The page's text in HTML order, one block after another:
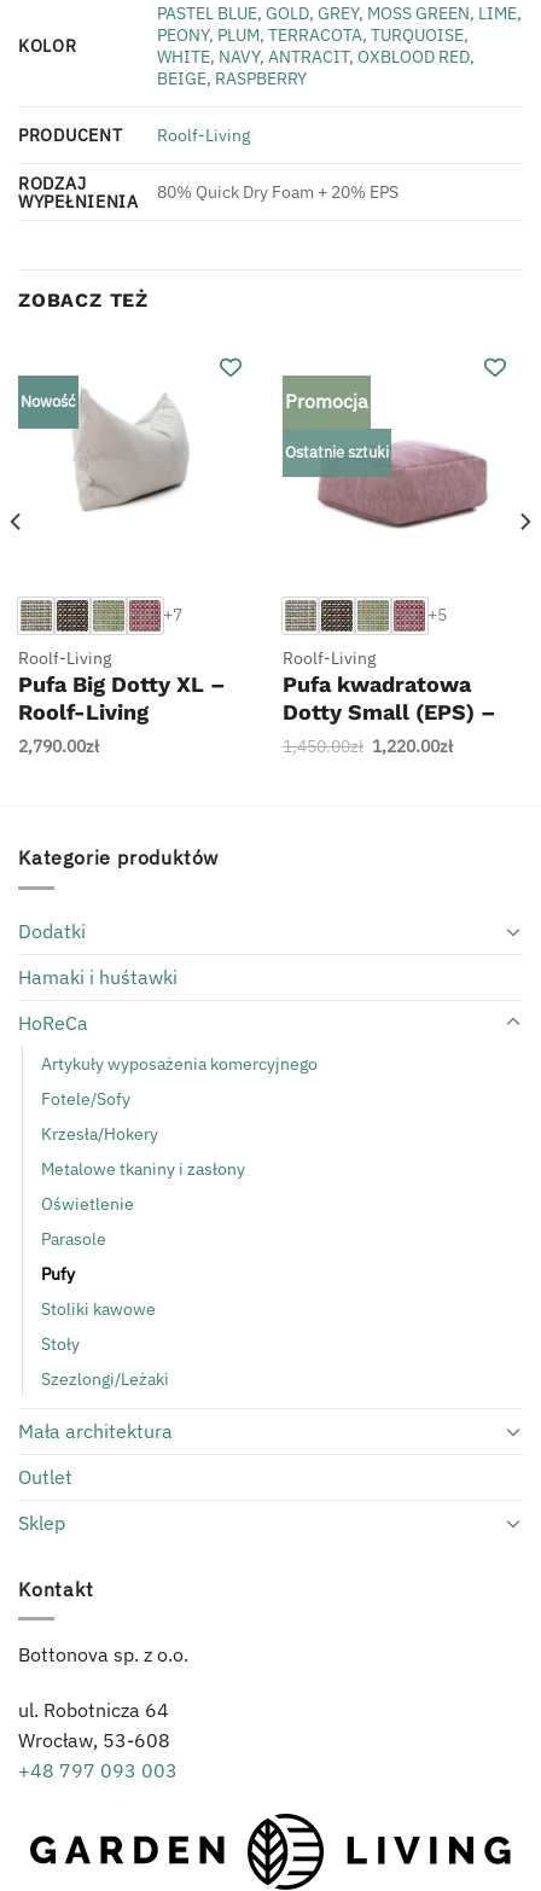
KOLOR
PASTEL BLUE,GOLD,GREY, MOSS GREEN, LIME,
PEONY, PLUM,TERRACOTA,TURQUOISE,
WHITE, NAVY,ANTRACIT,OXBLOOD RED,
BEIGE, RASPBERRY
PRODUCENT Roolf-Living
RODZAJ
WYPEŁNIENIA 80% Quick Dry Foam + 20% EPS
ZOBACZ TEŻ
Nowość
+7
Roolf-Living
Pufa Big Dotty XL –
Roolf-Living
2,790.00zł
Promocja
Ostatnie sztuki
+5
Roolf-Living
Pufa kwadratowa
Dotty Small (EPS) –
Roolf-Living
1,450.00zł Pierwotna
1,220.00złAktualna
Kategorie produktów
Dodatki
Hamaki i huśtawki
HoReCa
Artykuły wyposażenia komercyjnego
Fotele/Sofy
Krzesła/Hokery
Metalowe tkaniny i zasłony
Oświetlenie
Parasole
Pufy
Stoliki kawowe
Stoły
Szezlongi/Leżaki
Mała architektura
Outlet
Sklep
Kontakt
Bottonova sp. z o.o.
ul. Robotnicza 64
Wrocław, 53-608
+48 797 093 003